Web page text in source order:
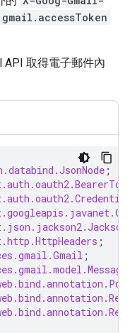
gmail.accessToken
API 取得電子郵件內
;
;
;